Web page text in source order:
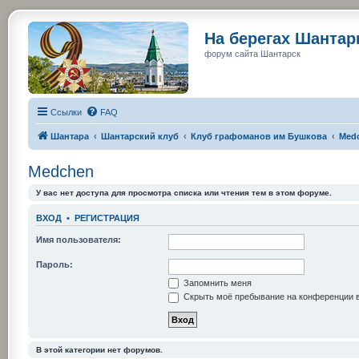
На берегах
форум сайта Шантарск
Ссылки FAQ
Шантара Шантарский клуб Клуб графоманов им Бушкова
Medchen
У вас нет доступа для просмотра списка или чтения тем в этом форуме.
ВХОД • РЕГИСТРАЦИЯ
Имя пользователя:
Пароль:
Запомнить меня
Скрыть моё пребывание на конференции
В этой категории нет форумов.